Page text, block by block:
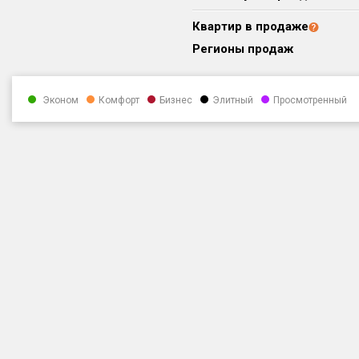
Квартир в продаже
Регионы продаж
Эконом Комфорт Бизнес Элитный Просмотренный